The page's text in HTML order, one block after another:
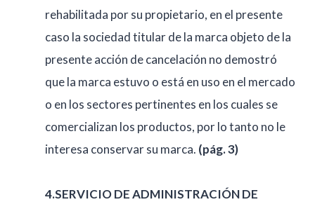
rehabilitada por su propietario, en el presente
caso la sociedad titular de la marca objeto de la
presente acción de cancelación no demostró
que la marca estuvo o está en uso en el mercado
o en los sectores pertinentes en los cuales se
comercializan los productos, por lo tanto no le
interesa conservar su marca. (pág. 3)
4.SERVICIO DE ADMINISTRACIÓN DE